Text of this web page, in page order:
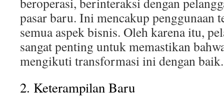
pasar baru. Ini mencakup penggunaan
semua aspek bisnis. Oleh karena itu,
sangat penting untuk memastikan
mengikuti transformasi ini dengan baik.
2. Keterampilan Baru